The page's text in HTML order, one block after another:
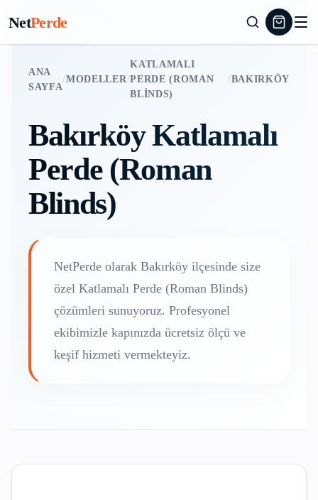
NetPerde
ANA
SAYFA
/MODELLER/
KATLAMALI
PERDE (ROMAN
BLINDS)
/BAKIRKÖY
BakırköyKatlamalı
Perde (Roman
Blinds)
NetPerde olarak Bakırköy ilçesinde size
özel Katlamalı Perde (Roman Blinds)
çözümleri sunuyoruz. Profesyonel
ekibimizle kapınızda ücretsiz ölçü ve
keşif hizmeti vermekteyiz.